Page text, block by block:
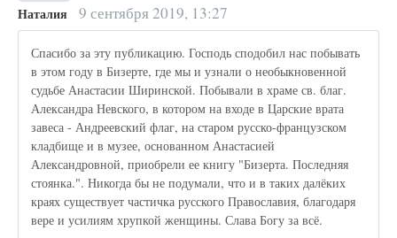
Наталия 9 сентября 2019, 13:27
Спасибо за эту публикацию. Господь сподобил нас побывать
в этом году в Бизерте, где мы и узнали о необыкновенной
судьбе Анастасии Ширинской. Побывали в храме св. благ.
Александра Невского, в котором на входе в Царские врата
завеса - Андреевский флаг, на старом русско-французском
кладбище и в музее, основанном Анастасией
Александровной, приобрели ее книгу "Бизерта. Последняя
стоянка.". Никогда бы не подумали, что и в таких далёких
краях существует частичка русского Православия, благодаря
вере и усилиям хрупкой женщины. Слава Богу за всё.